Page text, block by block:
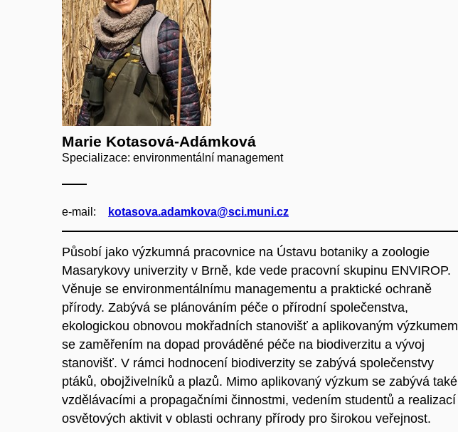
Marie Kotasová-Adámková
Specializace: environmentální management
e‑mail: kotasova.adamkova@sci.muni.cz
Působí jako výzkumná pracovnice na Ústavu botaniky a zoologie
Masarykovy univerzity v Brně, kde vede pracovní skupinu ENVIROP.
Věnuje se environmentálnímu managementu a praktické ochraně
přírody. Zabývá se plánováním péče o přírodní společenstva,
ekologickou obnovou mokřadních stanovišť a aplikovaným výzkumem
se zaměřením na dopad prováděné péče na biodiverzitu a vývoj
stanovišť. V rámci hodnocení biodiverzity se zabývá společenstvy
ptáků, obojživelníků a plazů. Mimo aplikovaný výzkum se zabývá také
vzdělávacími a propagačními činnostmi, vedením studentů a realizací
osvětových aktivit v oblasti ochrany přírody pro širokou veřejnost.